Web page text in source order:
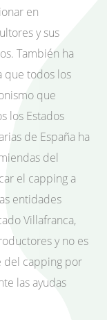
en
y sus
También ha
que todos los
que
los Estados
de España ha
del
el capping a
entidades
Villafranca,
y no es
del capping por
las ayudas